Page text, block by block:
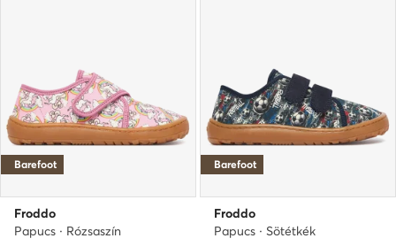
Barefoot
Froddo
Papucs · Rózsaszín
Barefoot
Froddo
Papucs · Sötétkék